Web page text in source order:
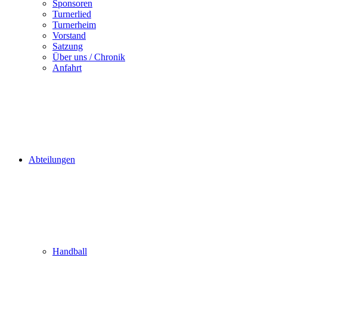
Sponsoren
Turnerlied
Turnerheim
Vorstand
Satzung
Über uns / Chronik
Anfahrt
Abteilungen
Handball